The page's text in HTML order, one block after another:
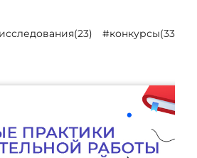
#конкурсы(330)